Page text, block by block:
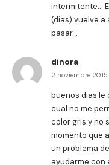
intermitente…
(dias) vuelve a
pasar…
dinora
2 noviembre 2015
buenos dias le
cual no me
color gris y no
momento que
un problema
ayudarme con